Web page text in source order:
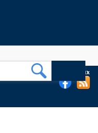
sur les réseaux sociaux